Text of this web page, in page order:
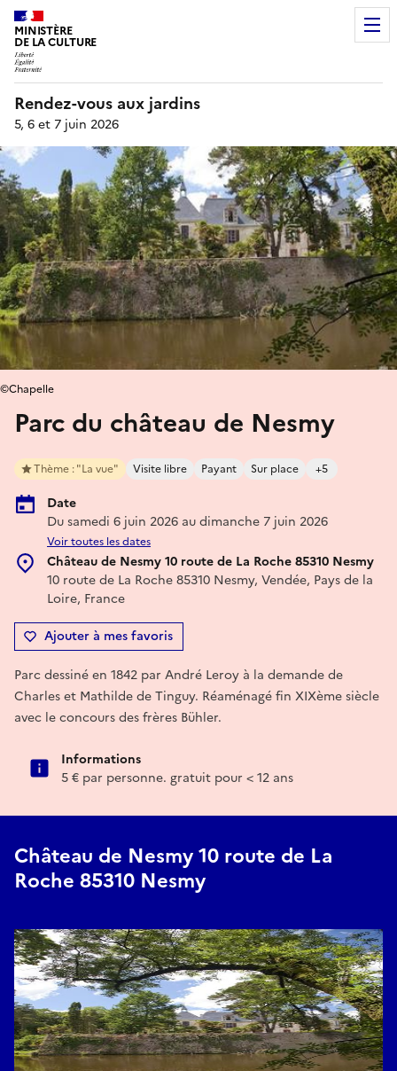
MINISTÈRE
DE LA CULTURE
Rendez-vous aux jardins
5, 6 et 7 juin 2026
Parc du château de Nesmy
Thème : "La vue" Visite libre Payant Sur place +5
Date
Du samedi 6 juin 2026 au dimanche 7 juin 2026
Voir toutes les dates
Château de Nesmy 10 route de La Roche 85310 Nesmy
10 route de La Roche 85310 Nesmy, Vendée, Pays de la
Loire, France
Ajouter à mes favoris
©Chapelle
Parc dessiné en 1842 par André Leroy à la demande de
Charles et Mathilde de Tinguy. Réaménagé fin XIXème siècle
avec le concours des frères Bühler.
Informations
5 € par personne. gratuit pour < 12 ans
Château de Nesmy 10 route de La
Roche 85310 Nesmy